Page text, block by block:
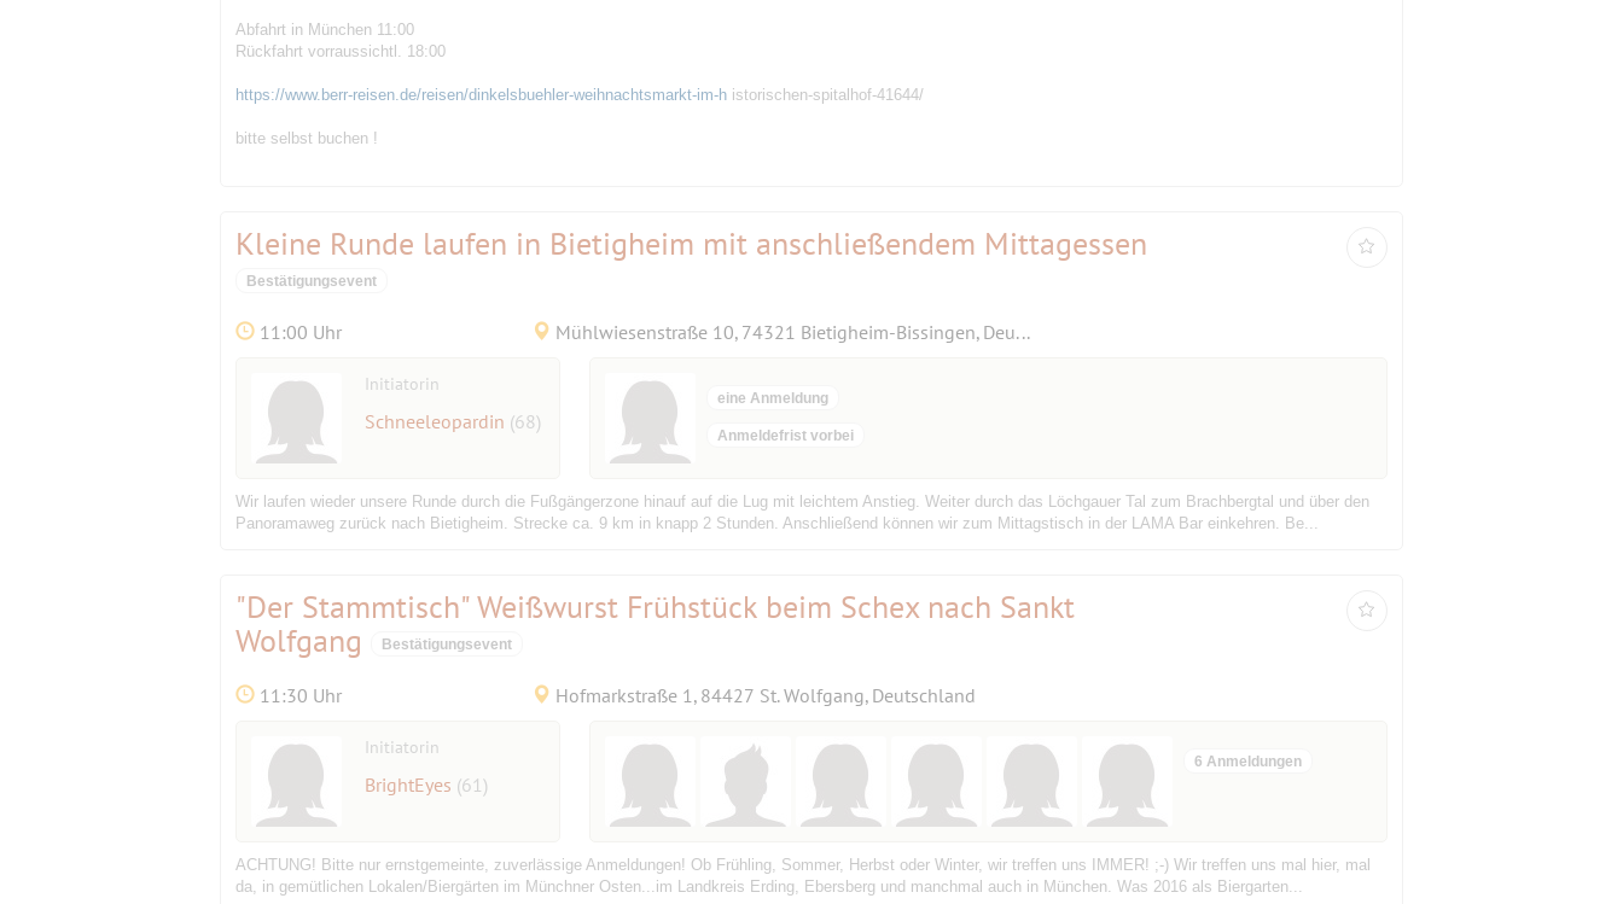
Abfahrt in München 11:00
Rückfahrt vorraussichtl. 18:00
https://www.berr-reisen.de/reisen/dinkelsbuehler-weihnachtsmarkt-im-h istorischen-spitalhof-41644/
bitte selbst buchen !
Kleine Runde laufen in Bietigheim mit anschließendem Mittagessen
Bestätigungsevent
11:00 Uhr Mühlwiesenstraße 10, 74321 Bietigheim-Bissingen, Deutschland
Initiatorin
Schneeleopardin (68)
eine Anmeldung
Anmeldefrist vorbei
Wir laufen wieder unsere Runde durch die Fußgängerzone hinauf auf die Lug mit leichtem Anstieg. Weiter durch das Löchgauer Tal zum Brachbergtal und über den
Panoramaweg zurück nach Bietigheim. Strecke ca. 9 km in knapp 2 Stunden. Anschließend können wir zum Mittagstisch in der LAMA Bar einkehren. Be...
"Der Stammtisch" Weißwurst Frühstück beim Schex nach Sankt
Wolfgang
Bestätigungsevent
11:30 Uhr Hofmarkstraße 1, 84427 St. Wolfgang, Deutschland
Initiatorin
BrightEyes (61)
6 Anmeldungen
ACHTUNG! Bitte nur ernstgemeinte, zuverlässige Anmeldungen! Ob Frühling, Sommer, Herbst oder Winter, wir treffen uns IMMER! ;-) Wir treffen uns mal hier, mal
da, in gemütlichen Lokalen/Biergärten im Münchner Osten...im Landkreis Erding, Ebersberg und manchmal auch in München. Was 2016 als Biergarten...